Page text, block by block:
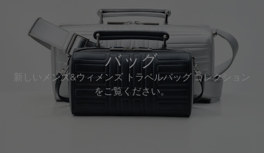
バッグ
新しいメンズ&ウィメンズ トラベルバッグ コレクション
をご覧ください。